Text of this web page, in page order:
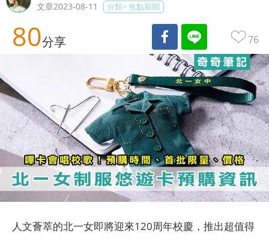
文章2023-08-11
分類>焦點新聞
80分享 76
人文薈萃的北一女即將迎來120周年校慶，推出超值得